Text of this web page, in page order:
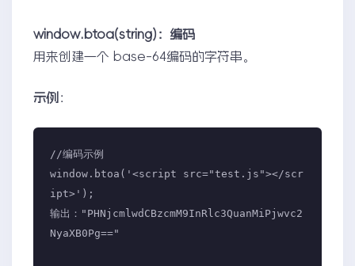
window.btoa(string)：编码
用来创建一个 base-64编码的字符串。
示例 ：
//编码示例
window.btoa('<script src="test.js"></scr
ipt>');
输出："PHNjcmlwdCBzcmM9InRlc3QuanMiPjwvc2
NyaXB0Pg=="